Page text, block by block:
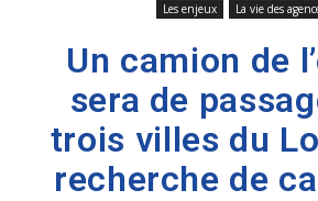
Les enjeux La vie des
Un camion de
sera de
trois villes du
recherche de